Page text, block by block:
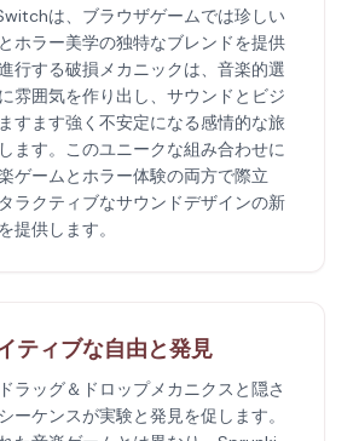
は、ブラウザゲームでは珍しい
ホラー美学の独特なブレンドを提供
行する破損メカニックは、音楽的選
雰囲気を作り出し、サウンドとビジ
すます強く不安定になる感情的な旅
ます。このユニークな組み合わせに
ゲームとホラー体験の両方で際立
ラクティブなサウンドデザインの新
提供します。
ティブな自由と発見
ラッグ＆ドロップメカニクスと隠さ
ーケンスが実験と発見を促します。